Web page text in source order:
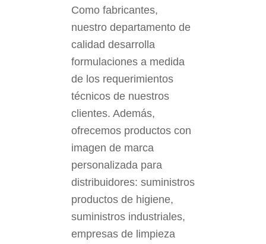
Como fabricantes,
nuestro departamento de
calidad desarrolla
formulaciones a medida
de los requerimientos
técnicos de nuestros
clientes. Además,
ofrecemos productos con
imagen de marca
personalizada para
distribuidores: suministros
productos de higiene,
suministros industriales,
empresas de limpieza